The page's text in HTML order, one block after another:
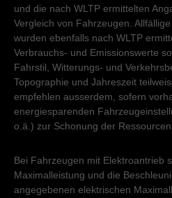
und die nach WLTP ermittelten
Vergleich von Fahrzeugen.
wurden ebenfalls nach WLTP
Verbrauchs- und Emissionswerte
Fahrstil, Witterungs- und
Topographie und Jahreszeit
empfehlen ausserdem, sofern
energiesparenden
o.ä.) zur Schonung der Ressourcen.
Bei Fahrzeugen mit Elektroantrieb
Maximalleistung und die
angegebenen elektrischen